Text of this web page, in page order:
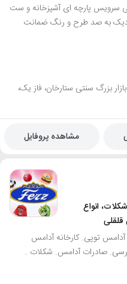
سرویس پارچه ای آشپزخانه و ست
بی رقیب: نزدیک به صد طرح و رنگ ضمانت
بازار بزرگ سنتی ستارخان، فاز یک،
مشاهده پروفایل
انواع
قلقلی
توپی. کارخانه آدامس
صادرات آدامس. شکلات .